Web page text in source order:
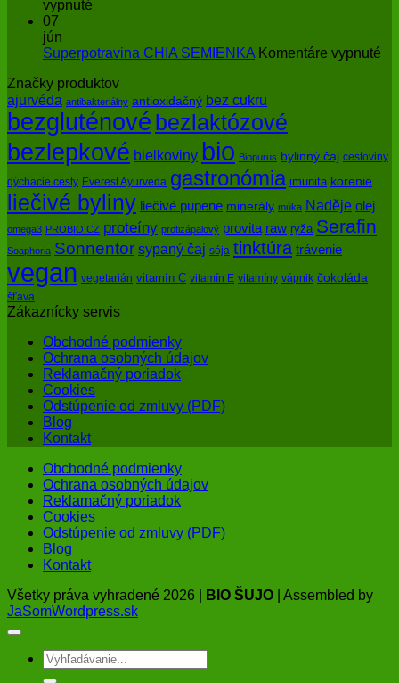
vypnuté
a
ovplyvňujú
zdravie
07
jún
Superpotravina CHIA SEMIENKA Komentáre vypnuté
Značky produktov
ajurvéda antibakteriálny antioxidačný bez cukru
bezgluténové bezlaktózové
bezlepkové bielkoviny bio Biopurus bylinný čaj cestoviny
dýchacie cesty Everest Ayurveda gastronómia imunita korenie
liečivé byliny liečivé pupene minerály múka Naděje olej
omega3 PROBIO CZ proteíny protizápalový provita raw ryža Serafin
Soaphoria Sonnentor sypaný čaj sója tinktúra trávenie
vegan vegetarián vitamín C vitamín E vitamíny vápnik čokoláda
šťava
Zákaznícky servis
Obchodné podmienky
Ochrana osobných údajov
Reklamačný poriadok
Cookies
Odstúpenie od zmluvy (PDF)
Blog
Kontakt
Obchodné podmienky
Ochrana osobných údajov
Reklamačný poriadok
Cookies
Odstúpenie od zmluvy (PDF)
Blog
Kontakt
Všetky práva vyhradené 2026 |
BIO ŠUJO | Assembled by
JaSomWordpress.sk
Hľadať: